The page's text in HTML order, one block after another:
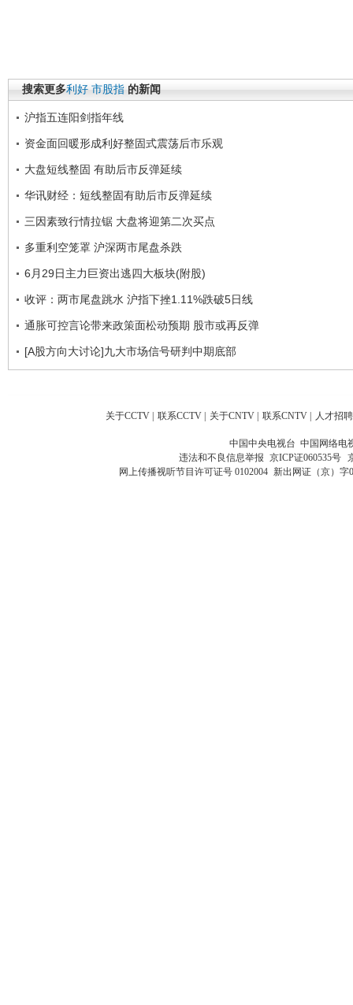
搜索更多利好 市股指 的新闻
沪指五连阳剑指年线
资金面回暖形成利好整固式震荡后市乐观
大盘短线整固 有助后市反弹延续
华讯财经：短线整固有助后市反弹延续
三因素致行情拉锯 大盘将迎第二次买点
多重利空笼罩 沪深两市尾盘杀跌
6月29日主力巨资出逃四大板块(附股)
收评：两市尾盘跳水 沪指下挫1.11%跌破5日线
通胀可控言论带来政策面松动预期 股市或再反弹
[A股方向大讨论]九大市场信号研判中期底部
关于CCTV | 联系CCTV | 关于CNTV | 联系CNTV | 人才招聘
中国中央电视台 中国网络电
违法和不良信息举报 京ICP证060535号
网上传播视听节目许可证号 0102004 新出网证（京）